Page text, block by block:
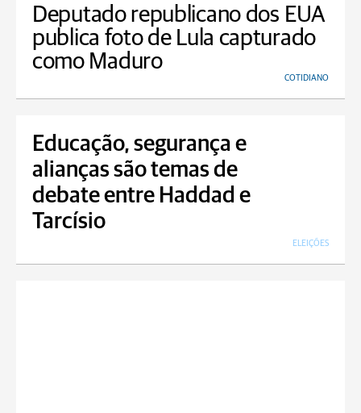
Deputado republicano dos EUA
publica foto de Lula capturado
como Maduro
COTIDIANO
Educação, segurança e
alianças são temas de
debate entre Haddad e
Tarcísio
ELEIÇÕES